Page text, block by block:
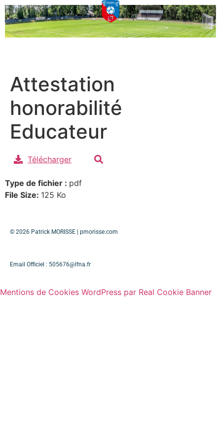
Attestation
honorabilité
Educateur
Télécharger
Type de fichier : pdf
File Size: 125 Ko
© 2026 Patrick MORISSE | pmorisse.com
Email Officiel : 505676@lfna.fr
Mentions de Cookies WordPress par Real Cookie Banner